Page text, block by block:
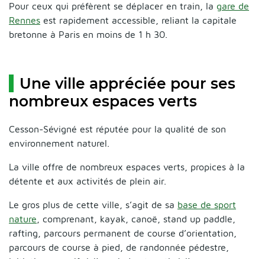
Pour ceux qui préfèrent se déplacer en train, la gare de
Rennes est rapidement accessible, reliant la capitale
bretonne à Paris en moins de 1 h 30.
Une ville appréciée pour ses
nombreux espaces verts
Cesson-Sévigné est réputée pour la qualité de son
environnement naturel.
La ville offre de nombreux espaces verts, propices à la
détente et aux activités de plein air.
Le gros plus de cette ville, s’agit de sa base de sport
nature , comprenant, kayak, canoë, stand up paddle,
rafting, parcours permanent de course d’orientation,
parcours de course à pied, de randonnée pédestre,